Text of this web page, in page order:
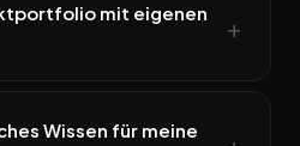
mit eigenen
Wissen für meine